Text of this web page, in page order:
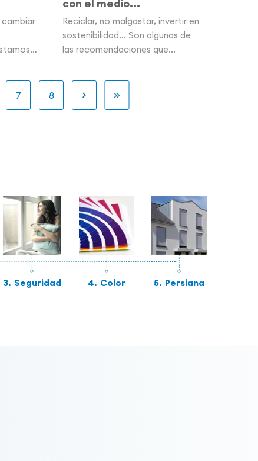
con el medio...
Reciclar, no malgastar, invertir en
sostenibilidad… Son algunas de
las recomendaciones que...
Página
7 Página
8
3. Seguridad 4. Color 5. Persiana